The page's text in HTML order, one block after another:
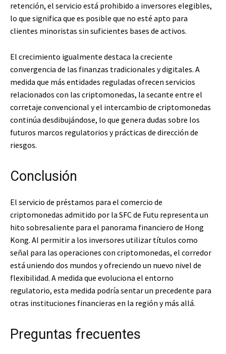
retención, el servicio está prohibido a inversores elegibles,
lo que significa que es posible que no esté apto para
clientes minoristas sin suficientes bases de activos.
El crecimiento igualmente destaca la creciente
convergencia de las finanzas tradicionales y digitales. A
medida que más entidades reguladas ofrecen servicios
relacionados con las criptomonedas, la secante entre el
corretaje convencional y el intercambio de criptomonedas
continúa desdibujándose, lo que genera dudas sobre los
futuros marcos regulatorios y prácticas de dirección de
riesgos.
Conclusión
El servicio de préstamos para el comercio de
criptomonedas admitido por la SFC de Futu representa un
hito sobresaliente para el panorama financiero de Hong
Kong. Al permitir a los inversores utilizar títulos como
señal para las operaciones con criptomonedas, el corredor
está uniendo dos mundos y ofreciendo un nuevo nivel de
flexibilidad. A medida que evoluciona el entorno
regulatorio, esta medida podría sentar un precedente para
otras instituciones financieras en la región y más allá.
Preguntas frecuentes